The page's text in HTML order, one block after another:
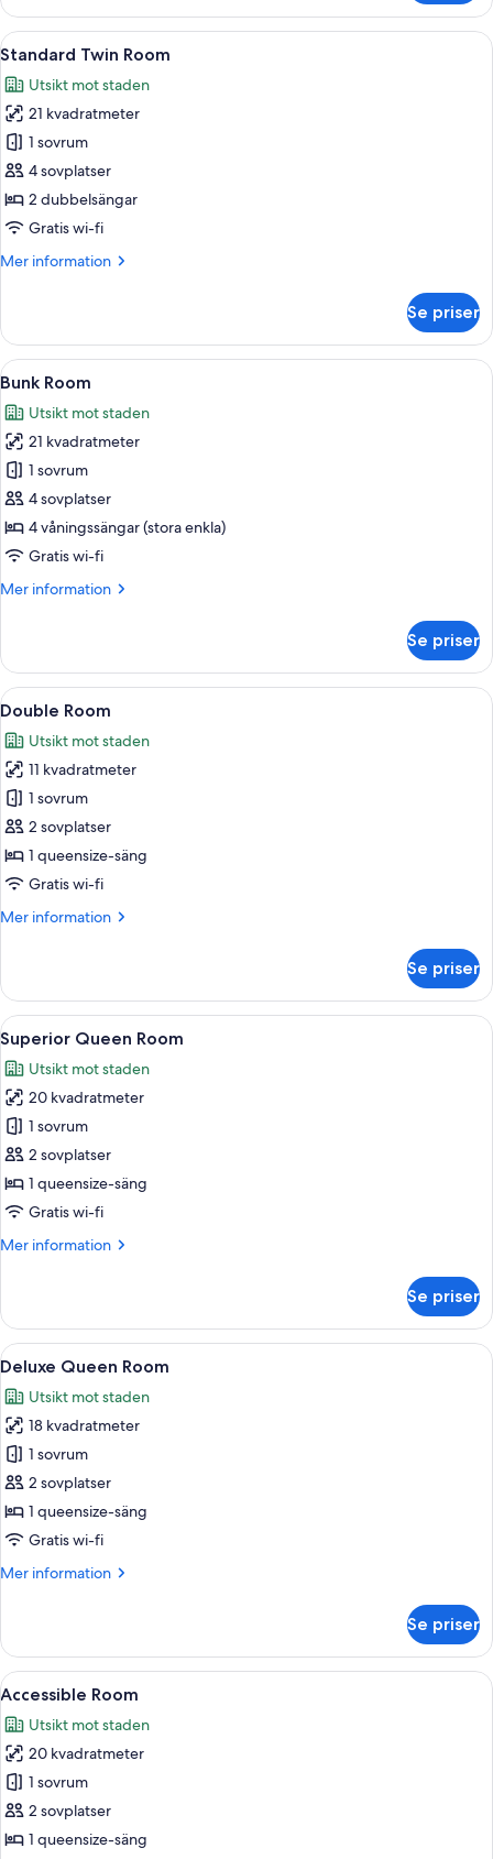
Queen
Room
Öppna
alla
foton
för
Standard
Twin
Room
Ett hotellrum med två sängar, en
5
Standard Twin Room
Utsikt mot staden
21 kvadratmeter
1 sovrum
4 sovplatser
2 dubbelsängar
Gratis wi-fi
Mer information
Mer
Twin
Room
Se priser
Öppna
alla
foton
för
Bunk
Room
Ett rum med en våningssäng, en
6
Bunk Room
Utsikt mot staden
21 kvadratmeter
1 sovrum
4 sovplatser
4 våningssängar (stora enkla)
Gratis wi-fi
Mer information
Mer
Room
Se priser
Öppna
alla
foton
för
Double
Room
Ett hotellrum med en säng, ett
5
Double Room
Utsikt mot staden
11 kvadratmeter
1 sovrum
2 sovplatser
1 queensize-säng
Gratis wi-fi
Mer information
Mer
Room
Se priser
Öppna
alla
foton
för
Superior
Queen
Room
Ett modernt hotellrum med en
5
Superior Queen Room
Utsikt mot staden
20 kvadratmeter
1 sovrum
2 sovplatser
1 queensize-säng
Gratis wi-fi
Mer information
Mer
Queen
Room
Se priser
Öppna
alla
foton
för
Deluxe
Queen
Room
Deluxe Queen Room |
6
Deluxe Queen Room
Utsikt mot staden
18 kvadratmeter
1 sovrum
2 sovplatser
1 queensize-säng
Gratis wi-fi
Mer information
Mer
Queen
Room
Se priser
Öppna
alla
foton
för
Accessible
Room
Ett modernt hotellrum med en stor
4
Accessible Room
Utsikt mot staden
20 kvadratmeter
1 sovrum
2 sovplatser
1 queensize-säng